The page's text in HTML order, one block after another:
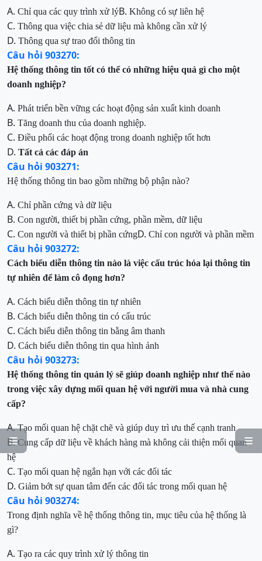


A. Chỉ qua các quy trình xử lýB. Không có sự liên hệ
C. Thông qua việc chia sẻ dữ liệu mà không cần xử lý
D. Thông qua sự trao đổi thông tin
Câu hỏi 903270:
Hệ thống thông tin tốt có thểcó những hiệu quả gì cho một
doanh nghiệp?
A. Phát triển bền vững các hoạt động sản xuất kinh doanh
B. Tăng doanh thu của doanh nghiệp.
C. Điều phối các hoạt động trong doanh nghiệp tốt hơn
D. Tất cả các đáp án
Câu hỏi 903271:
Hệ thống thông tin bao gồm những bộ phận nào?
A. Chỉ phần cứng và dữ liệu
B. Con người, thiết bị phần cứng, phần mềm, dữ liệu
C. Con người và thiết bị phần cứngD. Chỉ con người và phần mềm
Câu hỏi 903272:
Cách biểu diễn thông tin nào là việc cấu trúc hóa lại thông tin
tự nhiên để làm cô đọng hơn?
A. Cách biểu diễn thông tin tự nhiên
B. Cách biểu diễn thông tin có cấu trúc
C. Cách biểu diễn thông tin bằng âm thanh
D. Cách biểu diễn thông tin qua hình ảnh
Câu hỏi 903273:
Hệ thống thông tin quản lý sẽ giúp doanh nghiệp như thế nào
trong việc xây dựng mối quan hệ với người mua và nhà cung
cấp?
A.Tạo mối quan hệ chặt chẽ và giúp duy trì ưu thế cạnh tranh
B.Cung cấp dữ liệu về khách hàng mà không cải thiện mối quan
hệ
C. Tạo mối quan hệ ngắn hạn với các đối tác
D. Giảm bớt sự quan tâm đến các đối tác trong mối quan hệ
Câu hỏi 903274:
Trong định nghĩa về hệ thống thông tin, mục tiêu của hệ thống là
gì?
A. Tạo ra các quy trình xử lý thông tin